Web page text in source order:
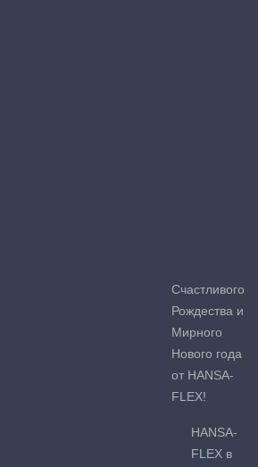
Счастливого
Рождества и
Мирного
Нового года
от HANSA-
FLEX!
HANSA-
FLEX в